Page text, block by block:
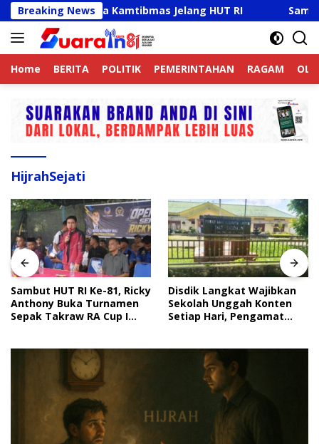
Langsung
ke
konten
Breaking News
Aktif Jaga Kamtibmas Jelang HUT RI Sambut HUT
Home BERITA POLITIK PEMERINTAHAN RAGAM
HijrahSejati
Sambut HUT RI Ke-81, Ricky
Anthony Buka Turnamen
Sepak Takraw RA Cup I
Disdik Langkat Wajibkan
Sekolah Unggah Konten
Setiap Hari, Pengamat